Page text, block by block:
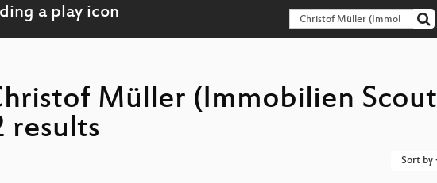
Müller (Immobilien Scout
results
Sort by